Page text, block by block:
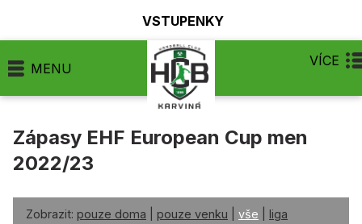
VSTUPENKY
MENU VÍCE
Zápasy EHF European Cup men
2022/23
Zobrazit: pouze doma pouze venku vše liga